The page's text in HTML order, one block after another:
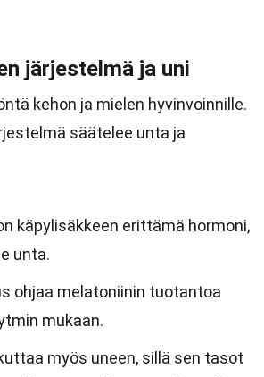
järjestelmä ja uni
kehon ja mielen hyvinvoinnille.
säätelee unta ja
käpylisäkkeen erittämä hormoni,
unta.
ohjaa melatoniinin tuotantoa
mukaan.
myös uneen, sillä sen tasot